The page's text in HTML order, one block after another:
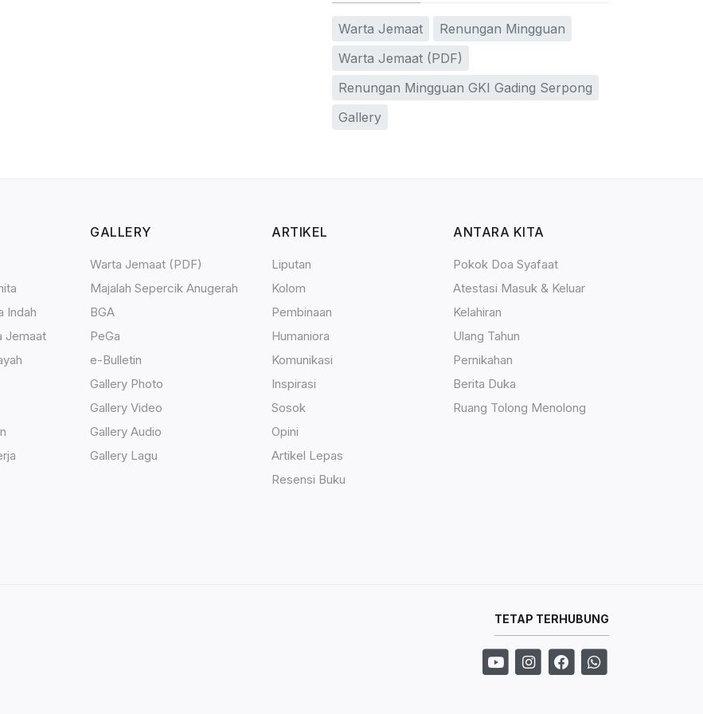
Warta Jemaat
Renungan Mingguan
Warta Jemaat (PDF)
Renungan Mingguan GKI Gading Serpong
Gallery
Indah
Jemaat
GALLERY
Warta Jemaat (PDF)
Majalah Sepercik Anugerah
BGA
PeGa
e-Bulletin
Gallery Photo
Gallery Video
Gallery Audio
Gallery Lagu
ARTIKEL
Liputan
Kolom
Pembinaan
Humaniora
Komunikasi
Inspirasi
Sosok
Opini
Artikel Lepas
Resensi Buku
ANTARA KITA
Pokok Doa Syafaat
Atestasi Masuk & Keluar
Kelahiran
Ulang Tahun
Pernikahan
Berita Duka
Ruang Tolong Menolong
TETAP TERHUBUNG